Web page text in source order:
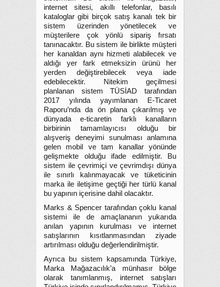
internet sitesi, akıllı telefonlar, basılı
kataloglar gibi birçok satış kanalı tek bir
sistem üzerinden yönetilecek ve
müşterilere çok yönlü sipariş fırsatı
tanınacaktır. Bu sistem ile birlikte müşteri
her kanaldan aynı hizmeti alabilecek ve
aldığı yer fark etmeksizin ürünü her
yerden değiştirebilecek veya iade
edebilecektir. Nitekim geçilmesi
planlanan sistem TÜSİAD tarafından
2017 yılında yayımlanan E-Ticaret
Raporu’nda da ön plana çıkarılmış ve
dünyada e-ticaretin farklı kanalların
birbirinin tamamlayıcısı olduğu bir
alışveriş deneyimi sunulması anlamına
gelen mobil ve tam kanallar yönünde
gelişmekte olduğu ifade edilmiştir. Bu
sistem ile çevrimiçi ve çevrimdışı dünya
ile sınırlı kalınmayacak ve tüketicinin
marka ile iletişime geçtiği her türlü kanal
bu yapının içerisine dahil olacaktır.
Marks & Spencer tarafından çoklu kanal
sistemi ile de amaçlananın yukarıda
anılan yapının kurulması ve internet
satışlarının kısıtlanmasından ziyade
artırılması olduğu değerlendirilmiştir.
Ayrıca bu sistem kapsamında Türkiye,
Marka Mağazacılık’a münhasır bölge
olarak tanımlanmış, internet satışları